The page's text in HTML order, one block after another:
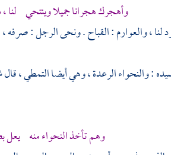
وأهجرك هجرانا جميلا وينتحي لنا ،
لنا ، والعوارم : القباح . ونحى الرجل : صرفه
: والنحواء الرعدة ، وهي أيضا التمطي ، قال
وهم تأخذ النحواء منه يعل